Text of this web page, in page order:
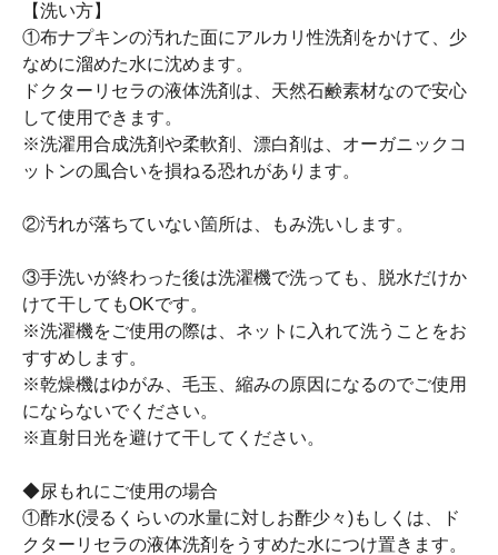
【洗い方】
①布ナプキンの汚れた面にアルカリ性洗剤をかけて、少
なめに溜めた水に沈めます。
ドクターリセラの液体洗剤は、天然石鹸素材なので安心
して使用できます。
※洗濯用合成洗剤や柔軟剤、漂白剤は、オーガニックコ
ットンの風合いを損ねる恐れがあります。
②汚れが落ちていない箇所は、もみ洗いします。
③手洗いが終わった後は洗濯機で洗っても、脱水だけか
けて干してもOKです。
※洗濯機をご使用の際は、ネットに入れて洗うことをお
すすめします。
※乾燥機はゆがみ、毛玉、縮みの原因になるのでご使用
にならないでください。
※直射日光を避けて干してください。
◆尿もれにご使用の場合
①酢水(浸るくらいの水量に対しお酢少々)もしくは、ド
クターリセラの液体洗剤をうすめた水につけ置きます。